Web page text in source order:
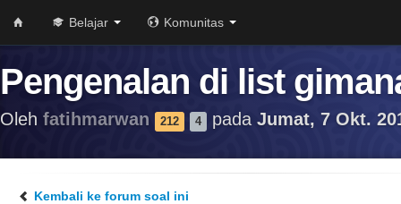
Belajar Komunitas
Pengenalan di list
Oleh fatihmarwan 212 4 pada Jumat, 7 Okt.
Kembali ke forum soal ini